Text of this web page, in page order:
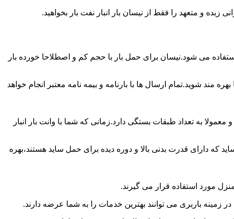
و متعهد را فقط از نیسان بار انبار نفت بار بخواهید.
بار همه روزه انجام می شود.برای حمل و جابجایی بار با تناژ زیر 2 تن معمولا از نیسان استفاده می شود.نیسان برای حمل بار با حجم کم و اصطلاحا خورده بار
مند شوید.تمام ارسال ها با بارنامه و بیمه نامه معتبر انجام خواهد
به تعداد طبقات بستگی دارد.زمانی که شما با وانت بار انبار
دارای قدرت بدنی بالا و دوره دیده برای حمل ساید هستند،بهره
مورد استفاده قرار می گیرند.
زمینه باربری می توانند بهترین خدمات را به شما عرضه دارند.